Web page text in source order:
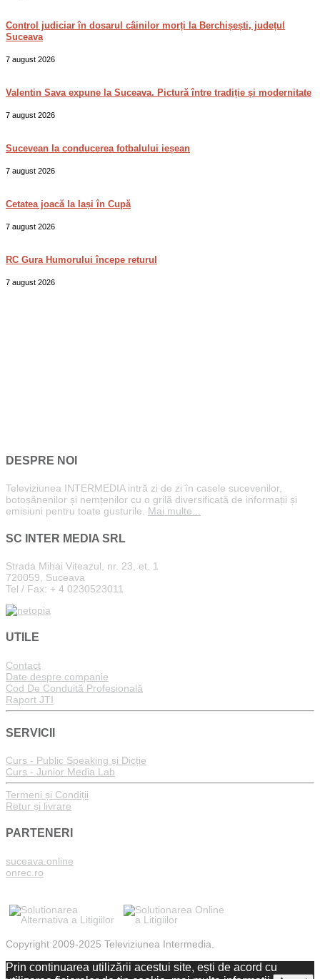
Control judiciar în dosarul câinilor morți la Berchișești, județul
Suceava
7 august 2026
Valentin Sava expune la Suceava. Pictură între tradiție și modernitate
7 august 2026
Sucevean la conducerea fotbalului ieșean
7 august 2026
Cetatea joacă la Iași în Cupă
7 august 2026
RC Gura Humorului începe returul
7 august 2026
DESPRE NOI
Televiziunea INTERMEDIA intră zi de zi în casele sucevenilor,
botoșănenilor și nemțenilor cu o grilă diversificată de informații și
emisiuni pentru toate gusturile. Mai multe...
SC INTER MEDIA SRL
Strada Mihai Viteazul, nr. 23, et. 1
720059, Suceava
Tel / Fax: + 4 0230523011
UTILE
Contact
Date despre companie
Cod De Conduită Profesională
Raport JTI
SERVICII
Curs - Public Speaking și Dicție
Curs - Junior Media Lab
Termeni și Condiții
Retur și livrare
PARTENERI
suceava.online
onrec.ro
Copyright 2009-2025 Televiziunea Intermedia.
Prin continuarea utilizării acestui site, ești de acord cu